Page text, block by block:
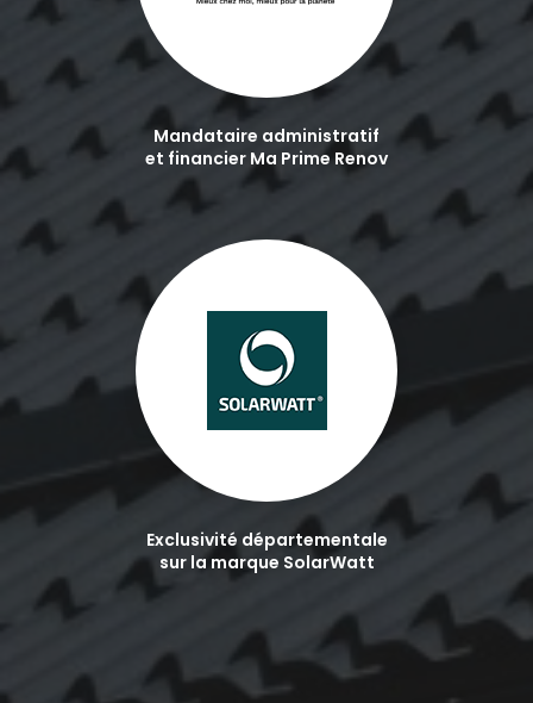
Mandataire administratif
et financier Ma Prime Renov
Exclusivité départementale
sur la marque SolarWatt